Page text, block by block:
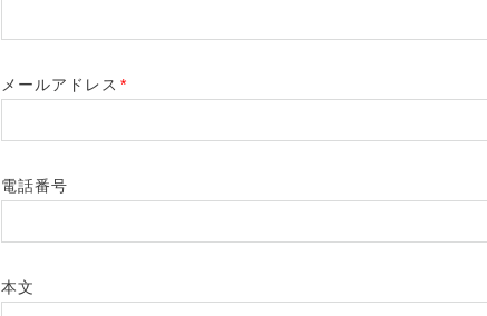
メールアドレス *
電話番号
本文